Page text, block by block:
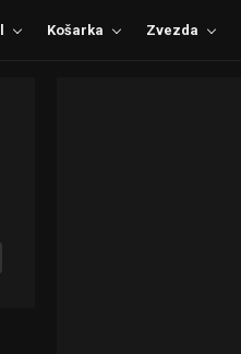
Košarka Zvezda